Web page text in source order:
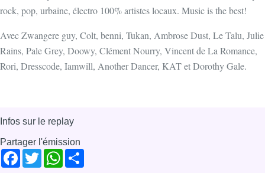
rock, pop, urbaine, électro 100% artistes locaux. Music is the best!
Avec Zwangere guy, Colt, benni, Tukan, Ambrose Dust, Le Talu, Julie
Rains, Pale Grey, Doowy, Clément Nourry, Vincent de La Romance,
Rori, Dresscode, Iamwill, Another Dancer, KAT et Dorothy Gale.
Infos sur le replay
Partager l'émission
Facebook
TwitterWhatsApp